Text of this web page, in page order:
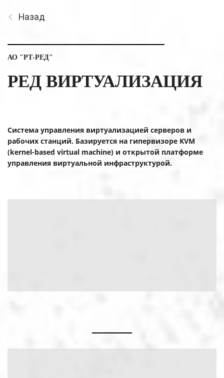
Назад
АО "РТ-РЕД"
РЕД ВИРТУАЛИЗАЦИЯ
Система управления виртуализацией серверов и
рабочих станций. Базируется на гипервизоре KVM
(kernel-based virtual machine) и открытой платформе
управления виртуальной инфраструктурой.